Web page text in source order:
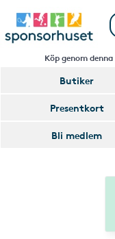
Köp genom
Butiker
Presentkort
Bli medlem